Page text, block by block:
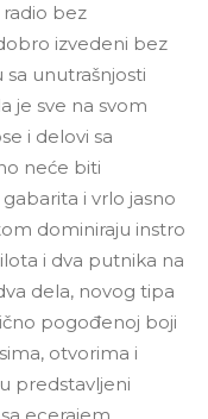
bez
izvedeni bez
unutrašnjosti
je sve na svom
i delovi sa
neće biti
i vrlo jasno
dominiraju instro
i dva putnika na
dela, novog tipa
pogođenoj boji
otvorima i
predstavljeni